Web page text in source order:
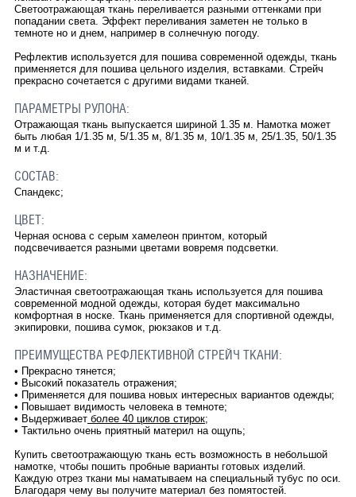
Светоотражающая ткань переливается разными оттенками при
попадании света. Эффект переливания заметен не только в
темноте но и днем, например в солнечную погоду.
Рефлектив используется для пошива современной одежды, ткань
применяется для пошива цельного изделия, вставками. Стрейч
прекрасно сочетается с другими видами тканей.
ПАРАМЕТРЫ РУЛОНА:
Отражающая ткань выпускается шириной 1.35 м. Намотка может
быть любая 1/1.35 м, 5/1.35 м, 8/1.35 м, 10/1.35 м, 25/1.35, 50/1.35
м и т.д.
СОСТАВ:
Спандекс;
ЦВЕТ:
Черная основа с серым хамелеон принтом, который
подсвечивается разными цветами вовремя подсветки.
НАЗНАЧЕНИЕ:
Эластичная светоотражающая ткань используется для пошива
современной модной одежды, которая будет максимально
комфортная в носке. Ткань применяется для спортивной одежды,
экипировки, пошива сумок, рюкзаков и т.д.
ПРЕИМУЩЕСТВА РЕФЛЕКТИВНОЙ СТРЕЙЧ ТКАНИ:
• Прекрасно тянется;
• Высокий показатель отражения;
• Применяется для пошива новых интересных вариантов одежды;
• Повышает видимость человека в темноте;
• Выдерживаетболее 40 циклов стирок;
• Тактильно очень приятный материл на ощупь;
Купить светоотражающую ткань есть возможность в небольшой
намотке, чтобы пошить пробные варианты готовых изделий.
Каждую отрез ткани мы наматываем на специальный тубус по оси.
Благодаря чему вы получите материал без помятостей.